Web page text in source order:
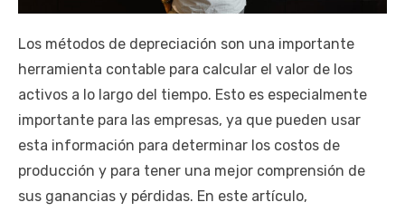
Los métodos de depreciación son una importante
herramienta contable para calcular el valor de los
activos a lo largo del tiempo. Esto es especialmente
importante para las empresas, ya que pueden usar
esta información para determinar los costos de
producción y para tener una mejor comprensión de
sus ganancias y pérdidas. En este artículo,